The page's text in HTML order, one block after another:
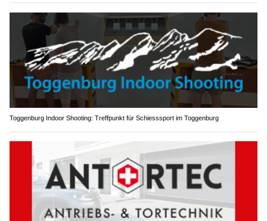
Toggenburg Indoor Shooting: Treffpunkt für Schiesssport im Toggenburg